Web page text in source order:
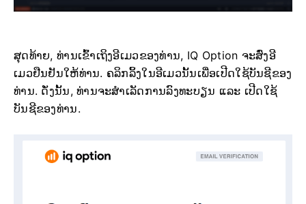
ສຸດທ້າຍ, ທ່ານເຂົ້າເຖິງອີເມວຂອງທ່ານ, IQ Option ຈະສົ່ງອີ
ເມວຢືນຢັນໃຫ້ທ່ານ. ຄລິກລິ້ງໃນອີເມວນັ້ນເພື່ອເປີດໃຊ້ບັນຊີຂອງ
ທ່ານ. ດັ່ງນັ້ນ, ທ່ານຈະສຳເລັດການລົງທະບຽນ ແລະ ເປີດໃຊ້
ບັນຊີຂອງທ່ານ.